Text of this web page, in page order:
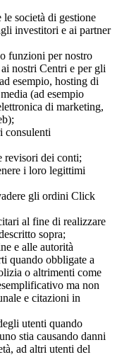
società di gestione
investitori e ai partner
funzioni per nostro
nostri Centri e per gli
esempio, hosting di
(ad esempio
di marketing,
consulenti
revisori dei conti;
i loro legittimi
gli ordini Click
al fine di realizzare
sopra;
e alle autorità
quando obbligate a
o altrimenti come
ma non
e citazioni in
utenti quando
stia causando danni
ad altri utenti del